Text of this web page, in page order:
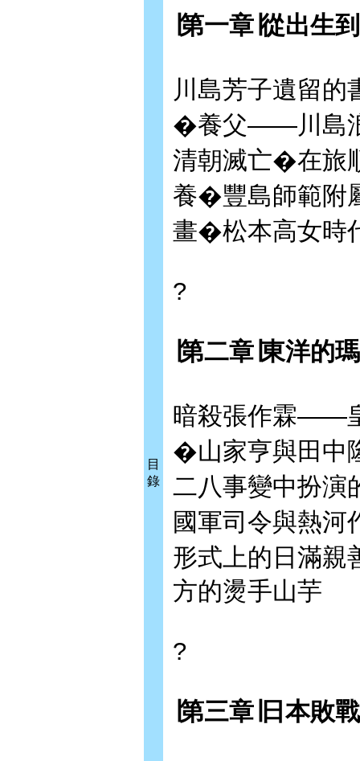
目
錄
第一章 從出生
川島芳子遺留
�養父——川島
清朝滅亡�在旅
養�豐島師範附
畫�松本高女時
?
第二章 東洋的
暗殺張作霖——
�山家亨與田中
二八事變中扮
國軍司令與熱
形式上的日滿
方的燙手山芋
?
第三章 日本敗